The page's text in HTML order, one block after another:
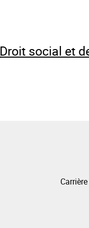
Droit social et
Carrière